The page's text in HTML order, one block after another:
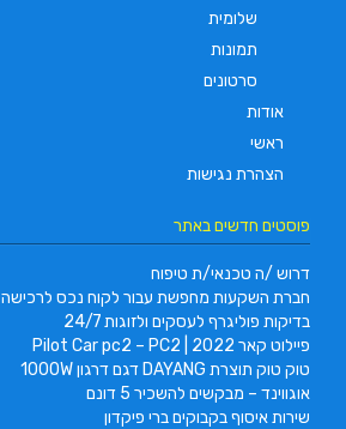
שלומית
תמונות
סרטונים
אודות
ראשי
הצהרת נגישות
פוסטים חדשים באתר
דרוש /ה טכנאי/ת טיפוח
חברת השקעות מחפשת עבור לקוח נכס לרכישה
בדיקות פוליגרף לעסקים ולזוגות 24/7
פיילוט קאר 2022 | Pilot Car pc2 – PC2
טוק טוק תוצרת DAYANG דגם דרגון 1000W
אוגווינד – מבקשים להשכיר 5 דונם
שירות איסוף בקבוקים ברי פיקדון